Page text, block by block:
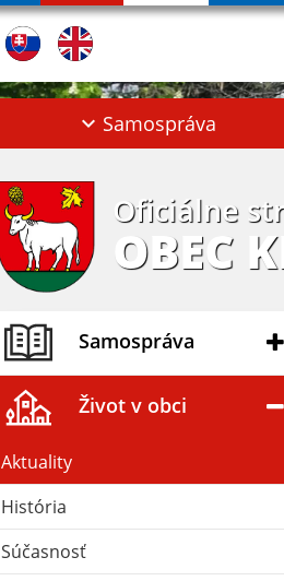
Samospráva
Oficiálne
OBEC
Samospráva
Život v obci
Aktuality
História
Súčasnosť